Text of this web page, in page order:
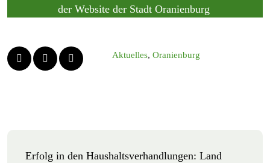
der Website der Stadt Oranienburg
Aktuelles, Oranienburg
Erfolg in den Haushaltsverhandlungen: Land